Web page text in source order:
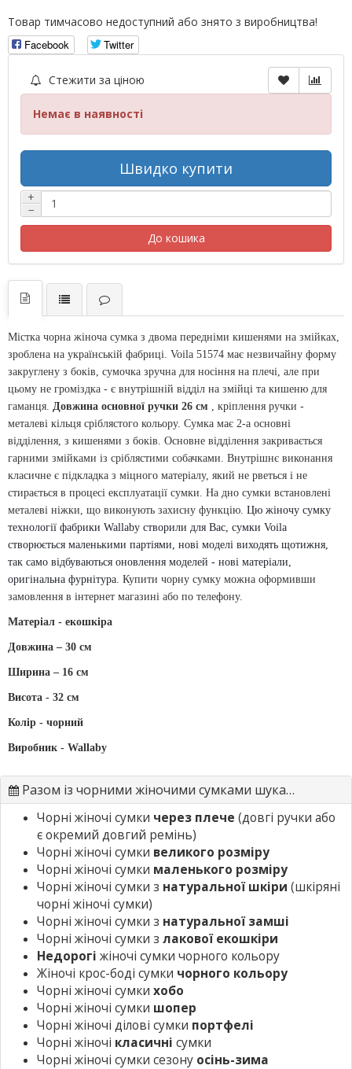
Товар тимчасово недоступний або знято з виробництва!
Facebook
Twitter
Стежити за ціною
Немає в наявності
Швидко купити
+
−
До кошика
Містка чорна жіноча сумка з двома передніми кишенями на змійках,
зроблена на українській фабриці. Voila 51574 має незвичайну форму
закруглену з боків, сумочка зручна для носіння на плечі, але при
цьому не громіздка - є внутрішній відділ на змійці та кишеню для
гаманця. Довжина основної ручки 26 см
, кріплення ручки -
металеві кільця сріблястого кольору. Сумка має 2-а основні
відділення, з кишенями з боків. Основне відділення закривається
гарними змійками із сріблястими собачками. Внутрішнє виконання
класичне є підкладка з міцного матеріалу, який не рветься і не
стирається в процесі експлуатації сумки. На дно сумки встановлені
металеві ніжки, що виконують захисну функцію. Цю жіночу сумку
технології фабрики Wallaby створили для Вас, сумки Voila
створюється маленькими партіями, нові моделі виходять щотижня,
так само відбуваються оновлення моделей - нові матеріали,
оригінальна фурнітура. Купити чорну сумку можна оформивши
замовлення в інтернет магазині або по телефону.
Матеріал - екошкіра
Довжина – 30 см
Ширина – 16 см
Висота - 32 см
Колір - чорний
Виробник - Wallaby
Разом із чорними жіночими сумками шукають
Чорні жіночі сумки через плече (довгі ручки або
є окремий довгий ремінь)
Чорні жіночі сумки великого розміру
Чорні жіночі сумки маленького розміру
Чорні жіночі сумки з натуральної шкіри (шкіряні
чорні жіночі сумки)
Чорні жіночі сумки з натуральної замші
Чорні жіночі сумки з лакової екошкіри
Недорогі жіночі сумки чорного кольору
Жіночі крос-боді сумки чорного кольору
Чорні жіночі сумки хобо
Чорні жіночі сумки шопер
Чорні жіночі ділові сумки портфелі
Чорні жіночі класичні сумки
Чорні жіночі сумки сезону осінь-зима